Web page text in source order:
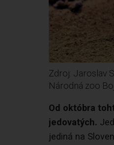
Zdroj: Jaroslav
Národná zoo
Od októbra
jedovatých.
jediná na